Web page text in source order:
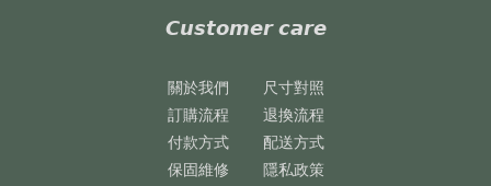
𝘾𝙪𝙨𝙩𝙤𝙢𝙚𝙧 𝙘𝙖𝙧𝙚
關於我們
尺寸對照
訂購流程
退換流程
付款方式
配送方式
保固維修
隱私政策